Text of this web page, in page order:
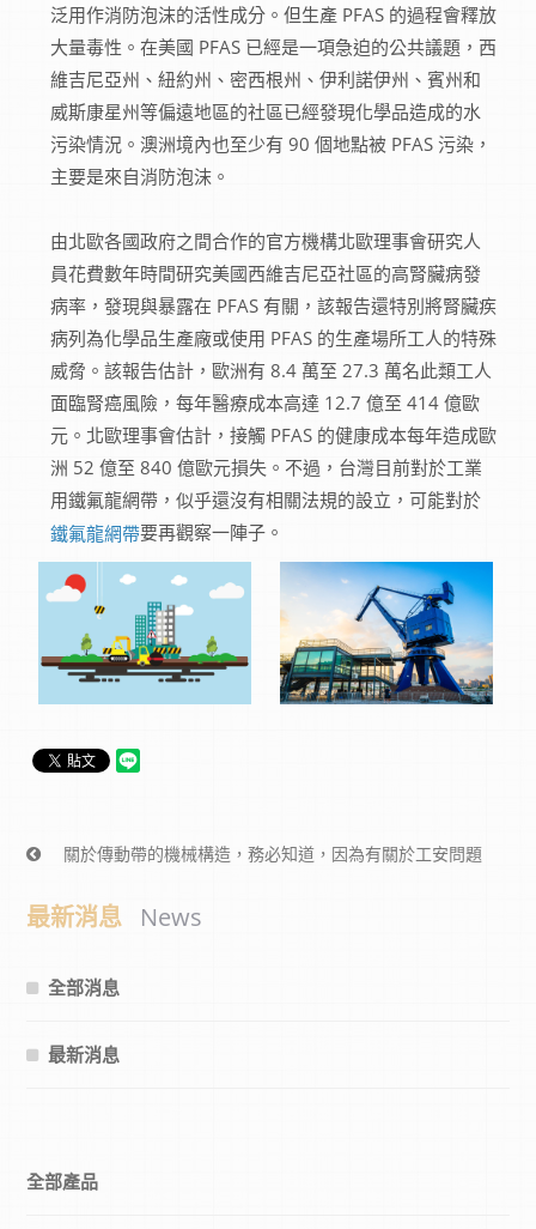
泛用作消防泡沫的活性成分。但生產 PFAS 的過程會釋放
大量毒性。在美國 PFAS 已經是一項急迫的公共議題，西
維吉尼亞州、紐約州、密西根州、伊利諾伊州、賓州和
威斯康星州等偏遠地區的社區已經發現化學品造成的水
污染情況。澳洲境內也至少有 90 個地點被 PFAS 污染，
主要是來自消防泡沫。
由北歐各國政府之間合作的官方機構北歐理事會研究人
員花費數年時間研究美國西維吉尼亞社區的高腎臟病發
病率，發現與暴露在 PFAS 有關，該報告還特別將腎臟疾
病列為化學品生產廠或使用 PFAS 的生產場所工人的特殊
威脅。該報告估計，歐洲有 8.4 萬至 27.3 萬名此類工人
面臨腎癌風險，每年醫療成本高達 12.7 億至 414 億歐
元。北歐理事會估計，接觸 PFAS 的健康成本每年造成歐
洲 52 億至 840 億歐元損失。不過，台灣目前對於工業
用鐵氟龍網帶，似乎還沒有相關法規的設立，可能對於
鐵氟龍網帶要再觀察一陣子。
關於傳動帶的機械構造，務必知道，因為有關於工安問題
最新消息 News
全部消息
最新消息
全部產品